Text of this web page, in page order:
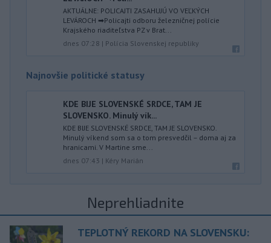
AKTUÁLNE: POLICAJTI ZASAHUJÚ VO VEĽKÝCH
LEVÁROCH ➡Policajti odboru železničnej polície
Krajského riaditeľstva PZ v Brat...
dnes 07:28 | Polícia Slovenskej republiky
Najnovšie politické statusy
KDE BIJE SLOVENSKÉ SRDCE, TAM JE
SLOVENSKO. Minulý vík...
KDE BIJE SLOVENSKÉ SRDCE, TAM JE SLOVENSKO.
Minulý víkend som sa o tom presvedčil – doma aj za
hranicami. V Martine sme...
dnes 07:43 | Kéry Marián
Neprehliadnite
TEPLOTNÝ REKORD NA SLOVENSKU: